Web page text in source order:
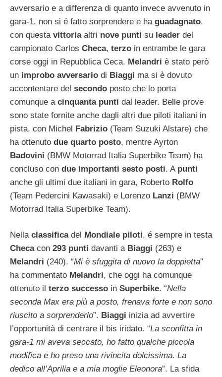
avversario e a differenza di quanto invece avvenuto in
gara-1, non si é fatto sorprendere e ha guadagnato,
con questa vittoriaaltri nove punti su leader del
campionato Carlos Checa, terzo in entrambe le gara
corse oggi in Repubblica Ceca. Melandri è stato però
un improbo avversario di Biaggi ma si è dovuto
accontentare del secondo posto che lo porta
comunque a cinquanta punti dal leader. Belle prove
sono state fornite anche dagli altri due piloti italiani in
pista, con Michel Fabrizio (Team Suzuki Alstare) che
ha ottenuto due quarto posto, mentre Ayrton
Badovini (BMW Motorrad Italia Superbike Team) ha
concluso con due importanti sesto posti. A punti
anche gli ultimi due italiani in gara, Roberto Rolfo
(Team Pedercini Kawasaki) e Lorenzo Lanzi (BMW
Motorrad Italia Superbike Team).
Nella classificadel Mondiale piloti, é sempre in testa
Checacon 293 punti davanti a Biaggi (263) e
Melandri (240). “Mi è sfuggita di nuovo la doppietta”
ha commentato Melandri, che oggi ha comunque
ottenuto il terzo successo in Superbike. “Nella
seconda Max era più a posto, frenava forte e non sono
riuscito a sorprenderlo”. Biaggi inizia ad avvertire
l’opportunità di centrare il bis iridato. “La sconfitta in
gara-1 mi aveva seccato, ho fatto qualche piccola
modifica e ho preso una rivincita dolcissima. La
dedico all’Aprilia e a mia moglie Eleonora”. La sfida